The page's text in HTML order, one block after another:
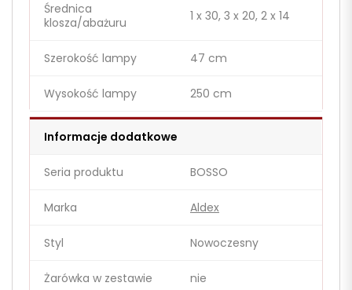
Średnica
klosza/abażuru
1 x 30, 3 x 20, 2 x 14
Szerokość lampy 47 cm
Wysokość lampy 250 cm
Informacje dodatkowe
Seria produktu BOSSO
Marka Aldex
Styl Nowoczesny
Żarówka w zestawie nie